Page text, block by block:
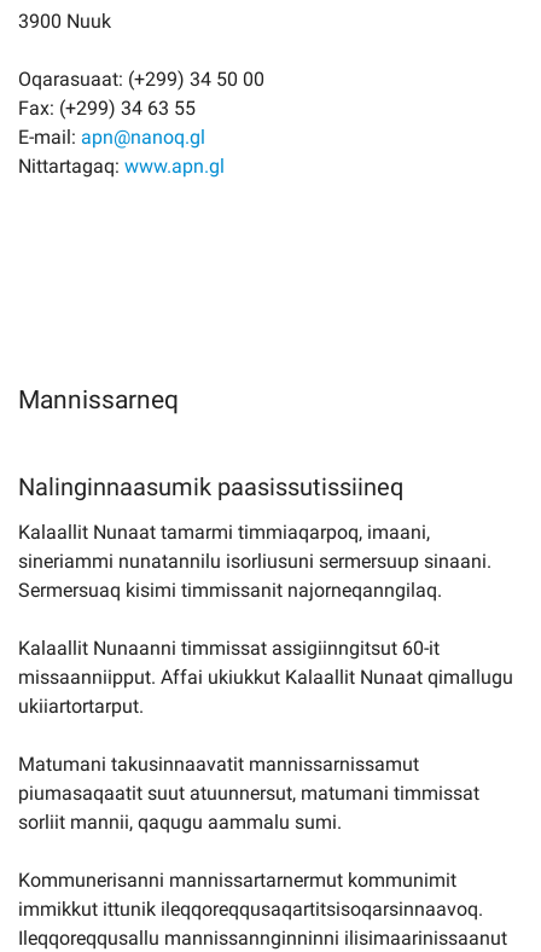
3900 Nuuk
Oqarasuaat: (+299) 34 50 00
Fax: (+299) 34 63 55
E-mail: apn@nanoq.gl
Nittartagaq: www.apn.gl
Mannissarneq
Nalinginnaasumik paasissutissiineq
Kalaallit Nunaat tamarmi timmiaqarpoq, imaani,
sineriammi nunatannilu isorliusuni sermersuup sinaani.
Sermersuaq kisimi timmissanit najorneqanngilaq.
Kalaallit Nunaanni timmissat assigiinngitsut 60-it
missaanniipput. Affai ukiukkut Kalaallit Nunaat qimallugu
ukiiartortarput.
Matumani takusinnaavatit mannissarnissamut
piumasaqaatit suut atuunnersut, matumani timmissat
sorliit mannii, qaqugu aammalu sumi.
Kommunerisanni mannissartarnermut kommunimit
immikkut ittunik ileqqoreqqusaqartitsisoqarsinnaavoq.
Ileqqoreqqusallu mannissannginninni ilisimaarinissaanut